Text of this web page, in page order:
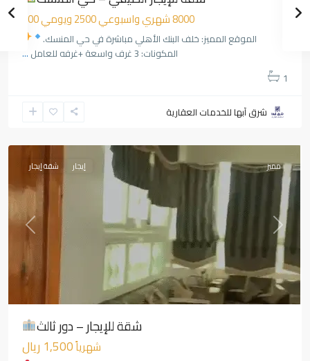
8000 شهري واسبوعي 2500 ويومي 600
الموقع المميز: خلف البنك الأهلي مباشرة في حي المنسك.
المكونات: 3 غرف واسعة +غرفه للعامل
...
1
شرق آبها للخدمات العقارية الربوة ,
Next
مميز إيجار شقة إيجار
شقة للإيجار – دور ثالث
شهرياً1,500 ريال